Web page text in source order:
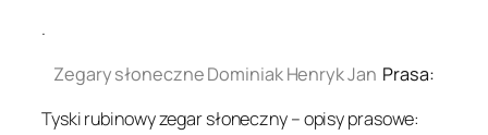
.
Zegary słoneczne Dominiak Henryk Jan Prasa:
Tyski rubinowy zegar słoneczny – opisy prasowe: